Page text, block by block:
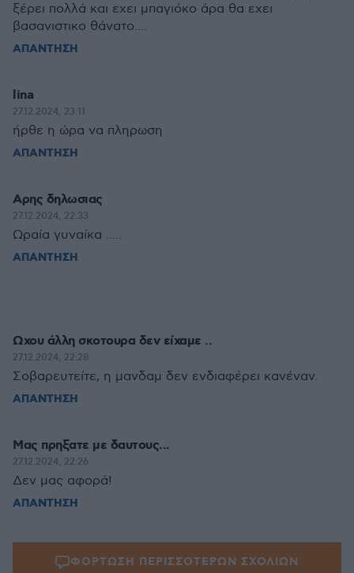
ξέρει πολλά και εχει μπαγιόκο άρα θα εχει
βασανιστικο θάνατο....
ΑΠΑΝΤΗΣΗ
lina
27.12.2024, 23:11
ήρθε η ώρα να πληρωση
ΑΠΑΝΤΗΣΗ
Αρης δηλωσιας
27.12.2024, 22:33
Ωραία γυναίκα .....
ΑΠΑΝΤΗΣΗ
Ωχου άλλη σκοτουρα δεν είχαμε ..
27.12.2024, 22:28
Σοβαρευτείτε, η μανδαμ δεν ενδιαφέρει κανέναν.
ΑΠΑΝΤΗΣΗ
Μας πρηξατε με δαυτους...
27.12.2024, 22:26
Δεν μας αφορά!
ΑΠΑΝΤΗΣΗ
ΦΟΡΤΩΣΗ ΠΕΡΙΣΣΟΤΕΡΩΝ ΣΧΟΛΙΩΝ